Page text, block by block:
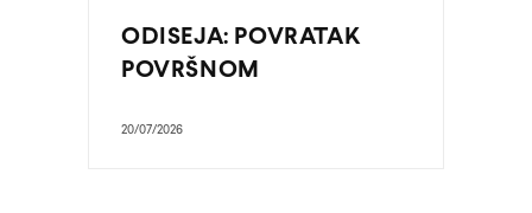
ODISEJA: POVRATAK
POVRŠNOM
20/07/2026